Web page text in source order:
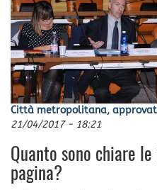
Città metropolitana,
21/04/2017 - 18:21
Quanto sono chiare
pagina?